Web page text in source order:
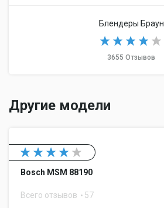
Блендеры Браун
3655 Отзывов
Другие модели
Bosch MSM 88190
Всего отзывов 57